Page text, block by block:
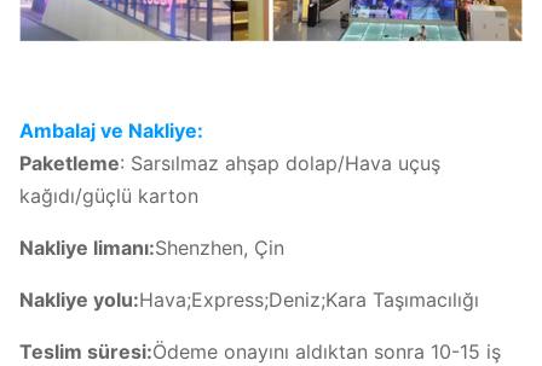
Ambalaj ve Nakliye:
Paketleme: Sarsılmaz ahşap dolap/Hava uçuş
kağıdı/güçlü karton
Nakliye limanı:Shenzhen, Çin
Nakliye yolu:Hava;Express;Deniz;Kara Taşımacılığı
Teslim süresi:Ödeme onayını aldıktan sonra 10-15 iş